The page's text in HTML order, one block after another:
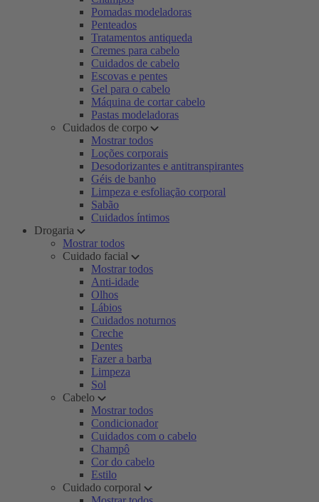
Pomadas modeladoras
Penteados
Tratamentos antiqueda
Cremes para cabelo
Cuidados de cabelo
Escovas e pentes
Gel para o cabelo
Máquina de cortar cabelo
Pastas modeladoras
Cuidados de corpo
Mostrar todos
Loções corporais
Desodorizantes e antitranspirantes
Géis de banho
Limpeza e esfoliação corporal
Sabão
Cuidados íntimos
Drogaria
Mostrar todos
Cuidado facial
Mostrar todos
Anti-idade
Olhos
Lábios
Cuidados noturnos
Creche
Dentes
Fazer a barba
Limpeza
Sol
Cabelo
Mostrar todos
Condicionador
Cuidados com o cabelo
Champô
Cor do cabelo
Estilo
Cuidado corporal